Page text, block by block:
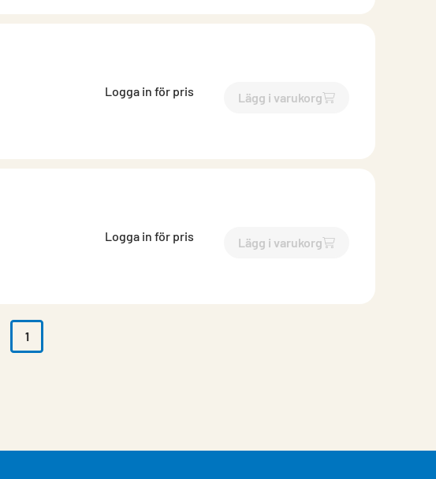
Logga in för pris Lägg i varukorg
`$Lägg till
Logga in för pris Lägg i varukorg
`$Lägg till
1